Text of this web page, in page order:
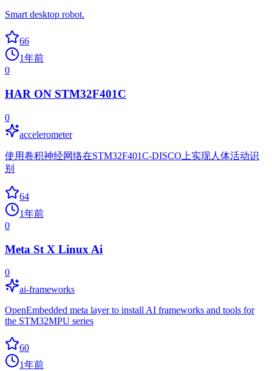
Smart desktop robot.
66
1年前
0
HAR ON STM32F401C
0
accelerometer
使用卷积神经网络在STM32F401C-DISCO上实现人体活动识
别
64
1年前
0
Meta St X Linux Ai
0
ai-frameworks
OpenEmbedded meta layer to install AI frameworks and tools for
the STM32MPU series
60
1年前